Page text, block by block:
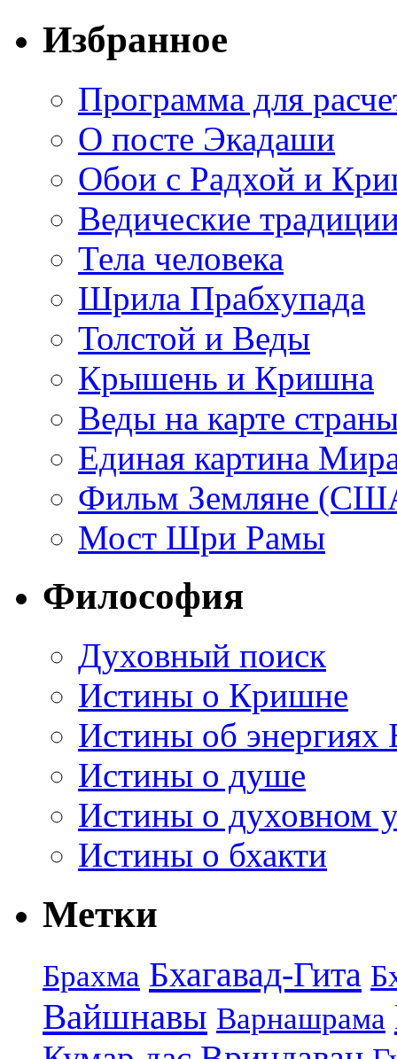
Избранное
Программа для
О посте Экадаши
Обои с Радхой и
Ведические
Тела человека
Шрила Прабхупада
Толстой и Веды
Крышень и Кришна
Веды на карте
Единая картина
Фильм Земляне
Мост Шри Рамы
Философия
Духовный поиск
Истины о Кришне
Истины об энергиях
Истины о душе
Истины о духовном
Истины о бхакти
Метки
Брахма Бхагавад-Гита
Вайшнавы Варнашрама